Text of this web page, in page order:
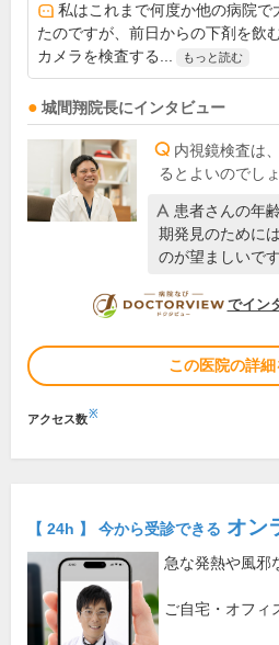
私はこれまで何度か他の病院で
たのですが、前日からの下剤を飲
カメラを検査する...
もっと読む
城間翔 院長にインタビュー
内視鏡検査は
るとよいのでし
患者さんの年
期発見のために
のが望ましいで
でイン
この医院の詳細
アクセス数※
【 24h 】 今から受診できる オン
急な発熱や風邪
ご自宅・オフィ